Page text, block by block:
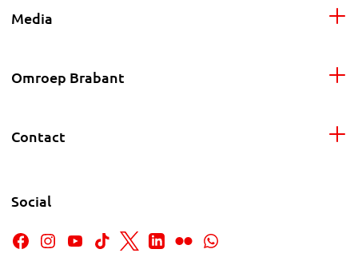
Media
Omroep Brabant
Contact
Social